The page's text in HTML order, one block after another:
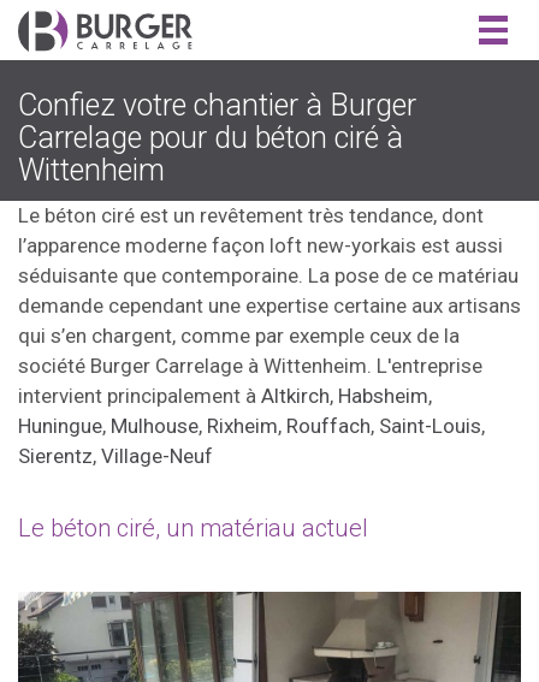
Confiez votre chantier à Burger
Carrelage pour du béton ciré à
Wittenheim
Le béton ciré est un revêtement très tendance, dont
l’apparence moderne façon loft new-yorkais est aussi
séduisante que contemporaine. La pose de ce matériau
demande cependant une expertise certaine aux artisans
qui s’en chargent, comme par exemple ceux de la
société Burger Carrelage à Wittenheim. L'entreprise
intervient principalement à Altkirch, Habsheim,
Huningue, Mulhouse, Rixheim, Rouffach, Saint-Louis,
Sierentz, Village-Neuf
Le béton ciré, un matériau actuel